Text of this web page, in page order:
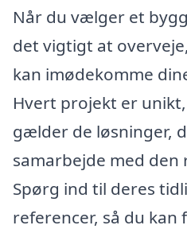
Når du vælger et
det vigtigt at
kan imødekomme
Hvert projekt er
gælder de løsninger,
samarbejde med
Spørg ind til deres
referencer, så du kan